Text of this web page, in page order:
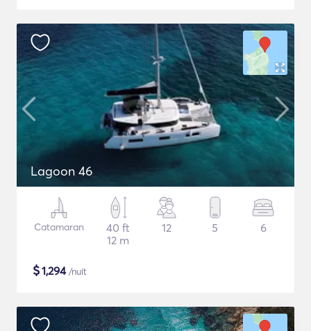
Lagoon 46
Catamaran
40 ft
12 m
12 5 6
$1,294/nuit